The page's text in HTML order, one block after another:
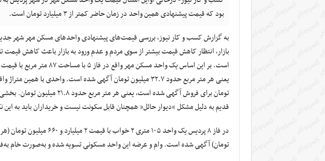
بود که قیمت پیشنهادی همین واحد در زمان حاضر کمتر از ۳ میلیارد تومان است.
به گزارش کسب و کار نیوز، بررسی قیمت‌های پیشنهادی واحدهای مسکن مهر شهر
بازار، انتظار کاهش قیمت بیشتر از سوی مردم و عدم ورود به بازار باعث کاهش قیمت
قدیم به دلیل مشکل “دیوار حائل” همچنان قابل سکونت نیست و خریداران باید به این
تومان) آگهی شده است. وام و عرضه این واحد مسکونی تسویه شده و به‌صورت خام